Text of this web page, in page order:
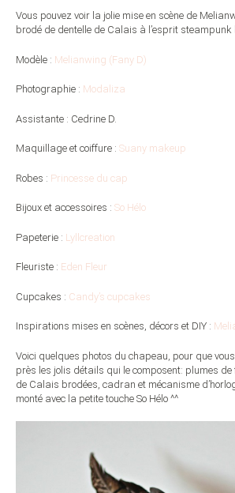
Vous pouvez voir la jolie mise en scène de
brodé de dentelle de Calais à l’esprit steampunk
Modèle : Melianwing (Fany D)
Photographie : Modaliza
Assistante : Cedrine D.
Maquillage et coiffure : Suany makeup
Robes : Princesse du cap
Bijoux et accessoires : So Hélo
Papeterie : Lyllcreation
Fleuriste : Eden Fleur
Cupcakes : Candy’s cupcakes
Inspirations mises en scènes, décors et DIY :
Voici quelques photos du chapeau, pour que
près les jolis détails qui le composent: plumes
de Calais brodées, cadran et mécanisme
monté avec la petite touche So Hélo ^^